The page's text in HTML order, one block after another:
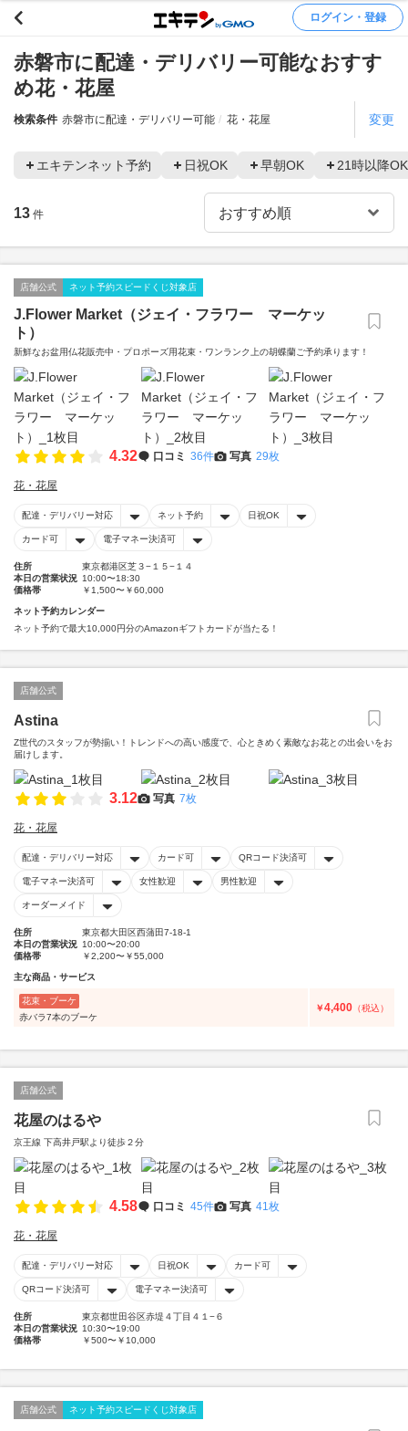
ログイン・登録
赤磐市に配達・デリバリー可能なおすす
め花・花屋
検索条件 赤磐市に配達・デリバリー可能 花・花屋 変更
エキテンネット予約 日祝OK 早朝OK 21時以降OK
13 件
店舗公式 ネット予約スピードくじ対象店
J.Flower Market（ジェイ・フラワー マーケッ
ト）
新鮮なお盆用仏花販売中・プロポーズ用花束・ワンランク上の胡蝶蘭ご予約承ります！
4.32 口コミ 36件 写真 29枚
花・花屋
配達・デリバリー対応 ネット予約 日祝OK
カード可 電子マネー決済可
住所
東京都港区芝３−１５−１４
本日の営業状況 10:00〜18:30
価格帯
￥1,500〜￥60,000
ネット予約カレンダー
ネット予約で最大10,000円分のAmazonギフトカードが当たる！
店舗公式
Astina
Z世代のスタッフが勢揃い！トレンドへの高い感度で、心ときめく素敵なお花との出会いをお
届けします。
3.12 写真 7枚
花・花屋
配達・デリバリー対応 カード可 QRコード決済可
電子マネー決済可 女性歓迎 男性歓迎
オーダーメイド
住所
東京都大田区西蒲田7-18-1
本日の営業状況 10:00〜20:00
価格帯
￥2,200〜￥55,000
主な商品・サービス
花束・ブーケ
赤バラ7本のブーケ
￥4,400 （税込）
店舗公式
花屋のはるや
京王線 下高井戸駅より徒歩２分
4.58 口コミ 45件 写真 41枚
花・花屋
配達・デリバリー対応 日祝OK カード可
QRコード決済可 電子マネー決済可
住所
東京都世田谷区赤堤４丁目４１−６
本日の営業状況 10:30〜19:00
価格帯
￥500〜￥10,000
店舗公式 ネット予約スピードくじ対象店